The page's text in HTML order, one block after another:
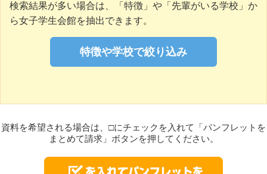
検索結果が多い場合は、「特徴」や「先輩がいる学校」か
ら女子学生会館を抽出できます。
資料を希望される場合は、□にチェックを入れて「パンフレットを
まとめて請求」ボタンを押してください。